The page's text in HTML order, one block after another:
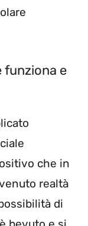
funziona e
che in
realtà
di